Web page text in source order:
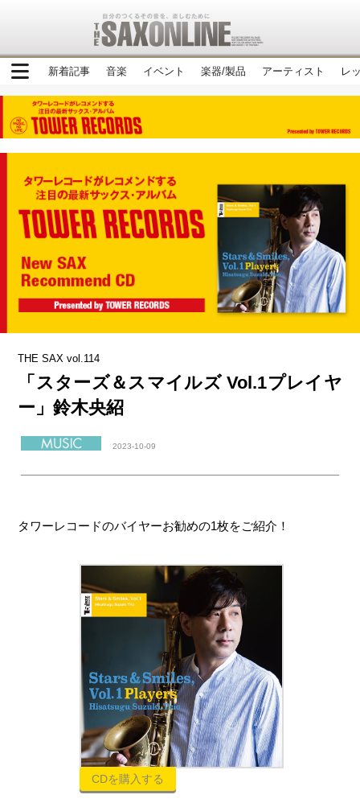
新着記事 音楽 イベント 楽器/製品 アーティスト レ
THE SAX vol.114
「スターズ＆スマイルズ Vol.1プレイヤ
ー」鈴木央紹
2023-10-09
タワーレコードのバイヤーお勧めの1枚をご紹介！
CDを購入する